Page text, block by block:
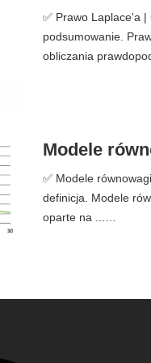
✅ Prawo Laplace'a |
podsumowanie.
obliczania
Modele
✅ Modele
definicja. Modele
oparte na ...…